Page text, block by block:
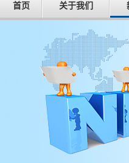
首页 关于我们